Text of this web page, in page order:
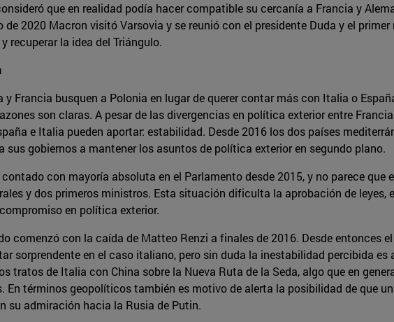
que en realidad podía hacer compatible su cercanía a Francia y
de 2020 Macron visitó Varsovia y se reunió con el presidente Duda y el
recuperar la idea del Triángulo.
y Francia busquen a Polonia en lugar de querer contar más con Italia o
son claras. A pesar de las divergencias en política exterior entre
e Italia pueden aportar: estabilidad. Desde 2016 los dos países
sus gobiernos a mantener los asuntos de política exterior en segundo plano.
con mayoría absoluta en el Parlamento desde 2015, y no parece que
y dos primeros ministros. Esta situación dificulta la aprobación de leyes,
en política exterior.
comenzó con la caída de Matteo Renzi a finales de 2016. Desde entonces
sorprendente en el caso italiano, pero sin duda la inestabilidad percibida
tratos de Italia con China sobre la Nueva Ruta de la Seda, algo que en
En términos geopolíticos también es motivo de alerta la posibilidad de que
su admiración hacia la Rusia de Putin.